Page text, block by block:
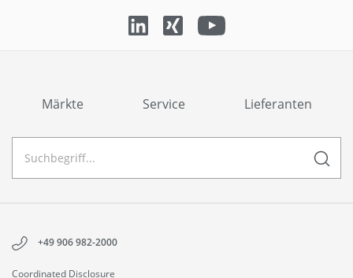
Märkte Service Lieferanten
+49 906 982-2000
Coordinated Disclosure